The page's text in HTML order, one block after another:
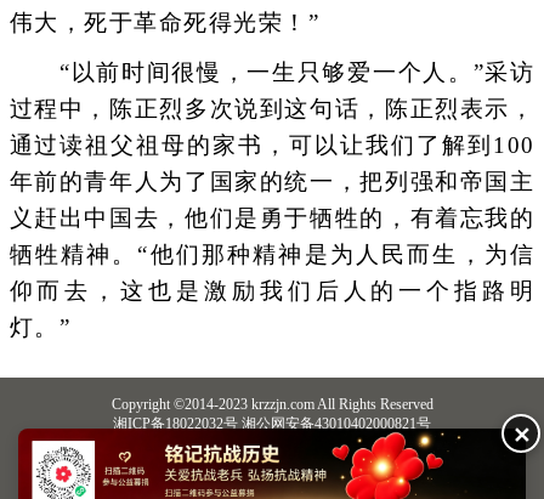
伟大，死于革命死得光荣！”
“以前时间很慢，一生只够爱一个人。”采访
过程中，陈正烈多次说到这句话，陈正烈表示，
通过读祖父祖母的家书，可以让我们了解到100
年前的青年人为了国家的统一，把列强和帝国主
义赶出中国去，他们是勇于牺牲的，有着忘我的
牺牲精神。“他们那种精神是为人民而生，为信
仰而去，这也是激励我们后人的一个指路明
灯。”
Copyright ©2014-2023 krzzjn.com All Rights Reserved
湘ICP备18022032号 湘公网安备43010402000821号
中央网信办违法和不良信息举报中心
长沙市互联网违法和不良信息举报中心
不良信息举报电话：0731-85531328 19198230121（微信同号）
纠错电话：18182129125 15116420702
✕